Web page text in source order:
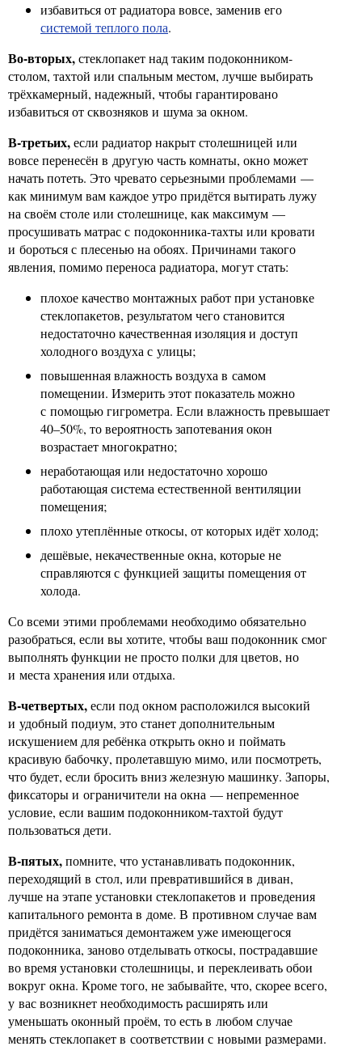
избавиться от радиатора вовсе, заменив его
системой теплого пола.
Во-вторых,стеклопакет над таким подоконником-
столом, тахтой или спальным местом, лучше выбирать
трёхкамерный, надежный, чтобы гарантировано
избавиться от сквозняков и шума за окном.
В-третьих,если радиатор накрыт столешницей или
вовсе перенесён в другую часть комнаты, окно может
начать потеть. Это чревато серьезными проблемами —
как минимум вам каждое утро придётся вытирать лужу
на своём столе или столешнице, как максимум —
просушивать матрас с подоконника-тахты или кровати
и бороться с плесенью на обоях. Причинами такого
явления, помимо переноса радиатора, могут стать:
плохое качество монтажных работ при установке
стеклопакетов, результатом чего становится
недостаточно качественная изоляция и доступ
холодного воздуха с улицы;
повышенная влажность воздуха в самом
помещении. Измерить этот показатель можно
с помощью гигрометра. Если влажность превышает
40–50%, то вероятность запотевания окон
возрастает многократно;
неработающая или недостаточно хорошо
работающая система естественной вентиляции
помещения;
плохо утеплённые откосы, от которых идёт холод;
дешёвые, некачественные окна, которые не
справляются с функцией защиты помещения от
холода.
Со всеми этими проблемами необходимо обязательно
разобраться, если вы хотите, чтобы ваш подоконник смог
выполнять функции не просто полки для цветов, но
и места хранения или отдыха.
В-четвертых,если под окном расположился высокий
и удобный подиум, это станет дополнительным
искушением для ребёнка открыть окно и поймать
красивую бабочку, пролетавшую мимо, или посмотреть,
что будет, если бросить вниз железную машинку. Запоры,
фиксаторы и ограничители на окна — непременное
условие, если вашим подоконником-тахтой будут
пользоваться дети.
В-пятых,помните, что устанавливать подоконник,
переходящий в стол, или превратившийся в диван,
лучше на этапе установки стеклопакетов и проведения
капитального ремонта в доме. В противном случае вам
придётся заниматься демонтажем уже имеющегося
подоконника, заново отделывать откосы, пострадавшие
во время установки столешницы, и переклеивать обои
вокруг окна. Кроме того, не забывайте, что, скорее всего,
у вас возникнет необходимость расширять или
уменьшать оконный проём, то есть в любом случае
менять стеклопакет в соответствии с новыми размерами.